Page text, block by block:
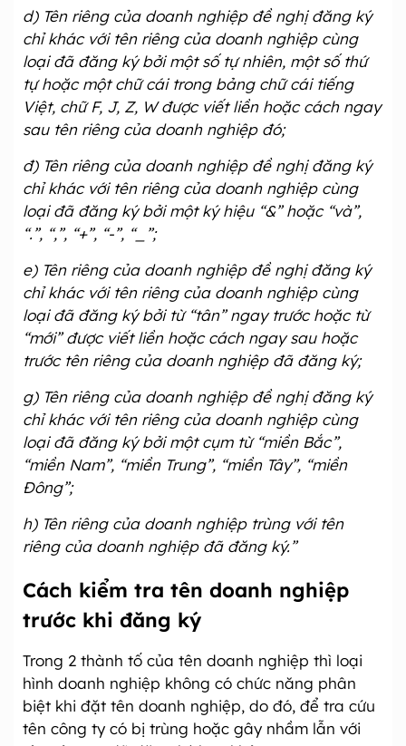
d) Tên riêng của doanh nghiệp đề nghị đăng ký
chỉ khác với tên riêng của doanh nghiệp cùng
loại đã đăng ký bởi một số tự nhiên, một số thứ
tự hoặc một chữ cái trong bảng chữ cái tiếng
Việt, chữ F, J, Z, W được viết liền hoặc cách ngay
sau tên riêng của doanh nghiệp đó;
đ) Tên riêng của doanh nghiệp đề nghị đăng ký
chỉ khác với tên riêng của doanh nghiệp cùng
loại đã đăng ký bởi một ký hiệu “&” hoặc “và”,
“.”, “,”, “+”, “-”, “_”;
e) Tên riêng của doanh nghiệp đề nghị đăng ký
chỉ khác với tên riêng của doanh nghiệp cùng
loại đã đăng ký bởi từ “tân” ngay trước hoặc từ
“mới” được viết liền hoặc cách ngay sau hoặc
trước tên riêng của doanh nghiệp đã đăng ký;
g) Tên riêng của doanh nghiệp đề nghị đăng ký
chỉ khác với tên riêng của doanh nghiệp cùng
loại đã đăng ký bởi một cụm từ “miền Bắc”,
“miền Nam”, “miền Trung”, “miền Tây”, “miền
Đông”;
h) Tên riêng của doanh nghiệp trùng với tên
riêng của doanh nghiệp đã đăng ký.”
Cách kiểm tra tên doanh nghiệp
trước khi đăng ký
Trong 2 thành tố của tên doanh nghiệp thì loại
hình doanh nghiệp không có chức năng phân
biệt khi đặt tên doanh nghiệp, do đó, để tra cứu
tên công ty có bị trùng hoặc gây nhầm lẫn với